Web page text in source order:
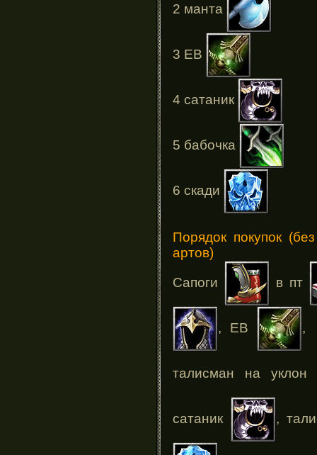
2 манта
3 ЕВ
4 сатаник
5 бабочка
6 скади
Порядок покупок
артов)
Сапоги в пт
, ЕВ ,
талисман на уклон
сатаник ,